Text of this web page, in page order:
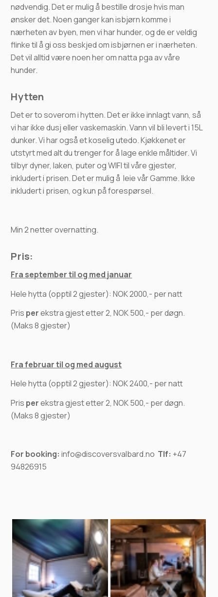
nødvendig. Det er mulig å bestille drosje hvis man
ønsker det. Noen ganger kan isbjørn komme i
nærheten av byen, men vi har hunder, og de er veldig
flinke til å gi oss beskjed om isbjørnen er i nærheten.
Det vil alltid være noen her om natta pga av våre
hunder.
Hytten
Det er to soverom i hytten. Det er ikke innlagt vann, så
vi har ikke dusj eller vaskemaskin. Vann vil bli levert i 15L
dunker. Vi har også et koselig utedo. Kjøkkenet er
utstyrt med alt du trenger for å lage enkle måltider. Vi
tilbyr dyner, laken, puter og WIFI til våre gjester,
inkludert i prisen. Det er mulig å leie vår Gamme. Ikke
inkludert i prisen, og kun på forespørsel.
Min 2 netter overnatting.
Pris:
Fra september til og med januar
Hele hytta (opptil 2 gjester): NOK 2000,- per natt
Pris perekstra gjest etter 2, NOK 500,- per døgn.
(Maks 8 gjester)
Fra februar til og med august
Hele hytta (opptil 2 gjester): NOK 2400,- per natt
Pris perekstra gjest etter 2, NOK 500,- per døgn.
(Maks 8 gjester)
For booking: info@discoversvalbard.no Tlf: +47
94826915